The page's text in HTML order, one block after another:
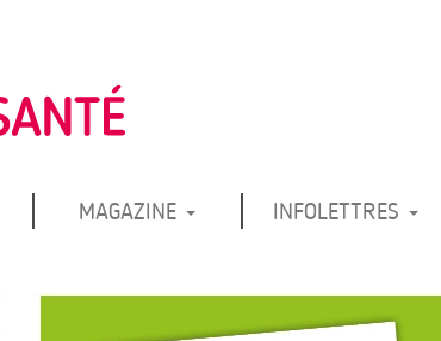
MAGAZINE INFOLETTRES